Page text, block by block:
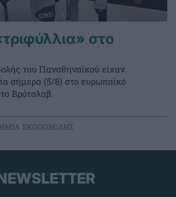
στο
του Παναθηναϊκού είχαν
σήμερα (5/8) στο ευρωπαϊκό
Βρότσλαβ.
ΣΚΟΠΟΒΟΛΗΣ